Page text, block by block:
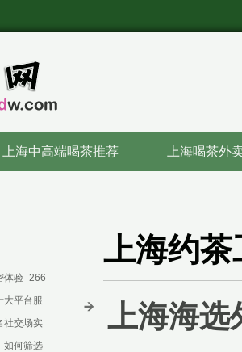
上海中高端喝茶推荐 上海喝茶外
上海约茶
上海海选
体验_266
大平台服
社交场实
如何筛选